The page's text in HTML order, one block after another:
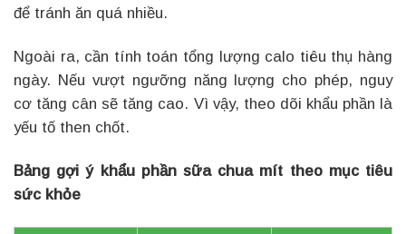
để tránh ăn quá nhiều.
Ngoài ra, cần tính toán tổng lượng calo tiêu thụ hàng
ngày. Nếu vượt ngưỡng năng lượng cho phép, nguy
cơ tăng cân sẽ tăng cao. Vì vậy, theo dõi khẩu phần là
yếu tố then chốt.
Bảng gợi ý khẩu phần sữa chua mít theo mục tiêu
sức khỏe